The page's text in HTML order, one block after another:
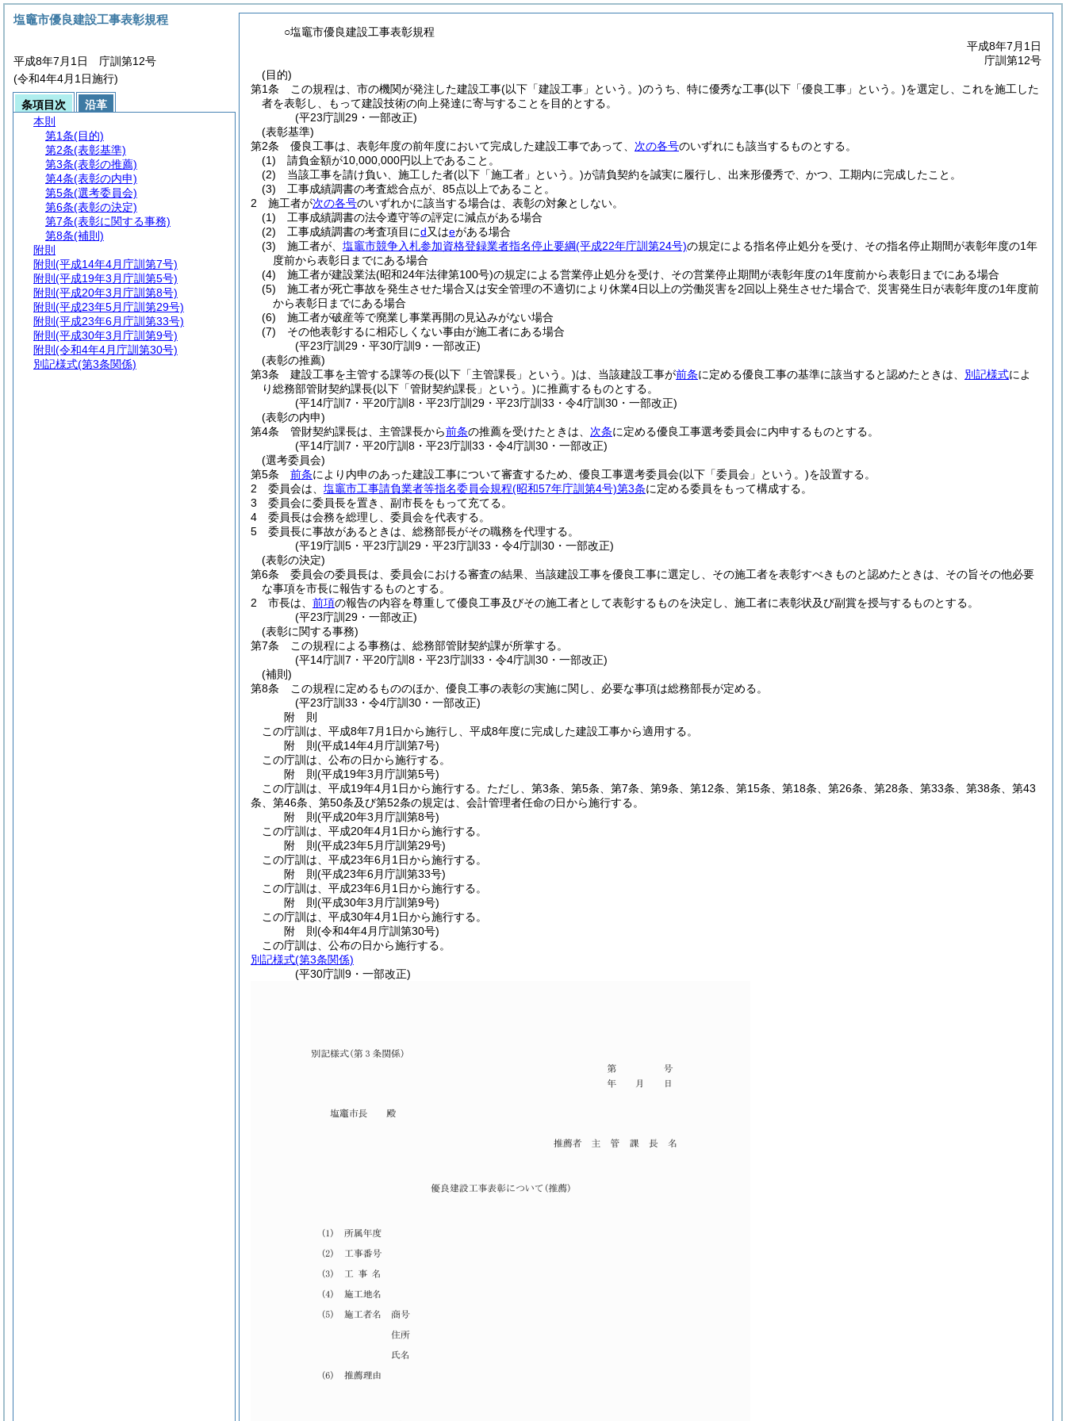
○塩竈市優良建設工事表彰規程
平成8年7月1日
庁訓第12号
(目的)
第1条
この規程は、市の機関が発注した建設工事(以下「建設工事」という。)のうち、特に優秀な工事(以下「優良工事」という。)を選定し、これを施工した
者を表彰し、もって建設技術の向上発達に寄与することを目的とする。
(平23庁訓29・一部改正)
(表彰基準)
第2条
優良工事は、表彰年度の前年度において完成した建設工事であって、 次の各号のいずれにも該当するものとする。
(1)
請負金額が10,000,000円以上であること。
(2)
当該工事を請け負い、施工した者(以下「施工者」という。)が請負契約を誠実に履行し、出来形優秀で、かつ、工期内に完成したこと。
(3)
工事成績調書の考査総合点が、85点以上であること。
2
施工者が次の各号のいずれかに該当する場合は、表彰の対象としない。
(1)
工事成績調書の法令遵守等の評定に減点がある場合
(2)
工事成績調書の考査項目にd又はeがある場合
(3)
施工者が、 塩竈市競争入札参加資格登録業者指名停止要綱(平成22年庁訓第24号)の規定による指名停止処分を受け、その指名停止期間が表彰年度の1年
度前から表彰日までにある場合
(4)
施工者が建設業法(昭和24年法律第100号)の規定による営業停止処分を受け、その営業停止期間が表彰年度の1年度前から表彰日までにある場合
(5)
施工者が死亡事故を発生させた場合又は安全管理の不適切により休業4日以上の労働災害を2回以上発生させた場合で、災害発生日が表彰年度の1年度前
から表彰日までにある場合
(6)
施工者が破産等で廃業し事業再開の見込みがない場合
(7)
その他表彰するに相応しくない事由が施工者にある場合
(平23庁訓29・平30庁訓9・一部改正)
(表彰の推薦)
第3条
建設工事を主管する課等の長(以下「主管課長」という。)は、当該建設工事が前条に定める優良工事の基準に該当すると認めたときは、 別記様式によ
り総務部管財契約課長(以下「管財契約課長」という。)に推薦するものとする。
(平14庁訓7・平20庁訓8・平23庁訓29・平23庁訓33・令4庁訓30・一部改正)
(表彰の内申)
第4条
管財契約課長は、主管課長から前条の推薦を受けたときは、 次条に定める優良工事選考委員会に内申するものとする。
(平14庁訓7・平20庁訓8・平23庁訓33・令4庁訓30・一部改正)
(選考委員会)
第5条
前条により内申のあった建設工事について審査するため、優良工事選考委員会(以下「委員会」という。)を設置する。
2
委員会は、 塩竈市工事請負業者等指名委員会規程(昭和57年庁訓第4号)第3条に定める委員をもって構成する。
3
委員会に委員長を置き、副市長をもって充てる。
4
委員長は会務を総理し、委員会を代表する。
5
委員長に事故があるときは、総務部長がその職務を代理する。
(平19庁訓5・平23庁訓29・平23庁訓33・令4庁訓30・一部改正)
(表彰の決定)
第6条
委員会の委員長は、委員会における審査の結果、当該建設工事を優良工事に選定し、その施工者を表彰すべきものと認めたときは、その旨その他必要
な事項を市長に報告するものとする。
2
市長は、 前項の報告の内容を尊重して優良工事及びその施工者として表彰するものを決定し、施工者に表彰状及び副賞を授与するものとする。
(平23庁訓29・一部改正)
(表彰に関する事務)
第7条
この規程による事務は、総務部管財契約課が所掌する。
(平14庁訓7・平20庁訓8・平23庁訓33・令4庁訓30・一部改正)
(補則)
第8条
この規程に定めるもののほか、優良工事の表彰の実施に関し、必要な事項は総務部長が定める。
(平23庁訓33・令4庁訓30・一部改正)
附 則
この庁訓は、平成8年7月1日から施行し、平成8年度に完成した建設工事から適用する。
附 則(平成14年4月 庁訓第7号)
この庁訓は、公布の日から施行する。
附 則(平成19年3月 庁訓第5号)
この庁訓は、平成19年4月1日から施行する。 ただし、第3条、第5条、第7条、第9条、第12条、第15条、第18条、第26条、第28条、第33条、第38条、第43
条、第46条、第50条及び第52条の規定は、会計管理者任命の日から施行する。
附 則(平成20年3月 庁訓第8号)
この庁訓は、平成20年4月1日から施行する。
附 則(平成23年5月 庁訓第29号)
この庁訓は、平成23年6月1日から施行する。
附 則(平成23年6月 庁訓第33号)
この庁訓は、平成23年6月1日から施行する。
附 則(平成30年3月 庁訓第9号)
この庁訓は、平成30年4月1日から施行する。
附 則(令和4年4月 庁訓第30号)
この庁訓は、公布の日から施行する。
別記様式(第3条関係)
(平30庁訓9・一部改正)
塩竈市優良建設工事表彰規程
平成8年7月1日 庁訓第12号
(令和4年4月1日施行)
条項目次
沿革
本則
第1条(目的)
第2条(表彰基準)
第3条(表彰の推薦)
第4条(表彰の内申)
第5条(選考委員会)
第6条(表彰の決定)
第7条(表彰に関する事務)
第8条(補則)
附則
附則 (平成14年4月庁訓第7号)
附則 (平成19年3月庁訓第5号)
附則 (平成20年3月庁訓第8号)
附則 (平成23年5月庁訓第29号)
附則 (平成23年6月庁訓第33号)
附則 (平成30年3月庁訓第9号)
附則 (令和4年4月庁訓第30号)
別記様式(第3条関係)